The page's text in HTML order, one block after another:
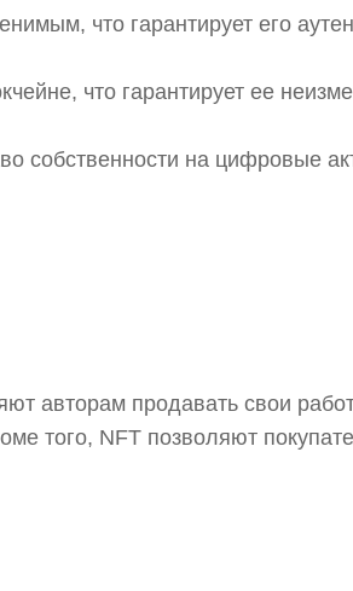
что гарантирует его
что гарантирует ее
собственности на цифровые
авторам продавать свои
того, NFT позволяют